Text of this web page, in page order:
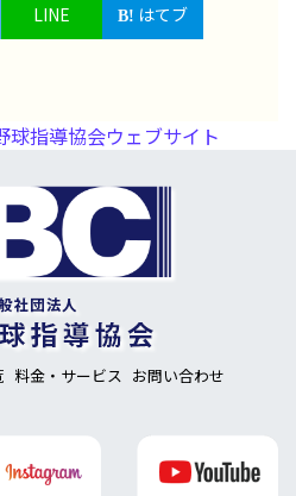
LINE はてブ
ション
球指導協会ウェブサイト
料金・サービス お問い合わせ